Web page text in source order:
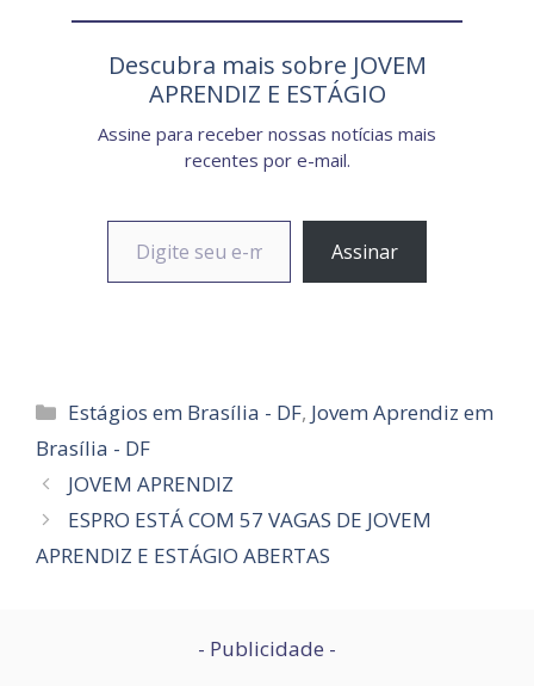
Descubra mais sobre JOVEM
APRENDIZ E ESTÁGIO
Assine para receber nossas notícias mais
recentes por e-mail.
Digite seu e-mail…
Assinar
Categorias
Estágios em Brasília - DF, Jovem Aprendiz em
Brasília - DF
JOVEM APRENDIZ
ESPRO ESTÁ COM 57 VAGAS DE JOVEM
APRENDIZ E ESTÁGIO ABERTAS
- Publicidade -